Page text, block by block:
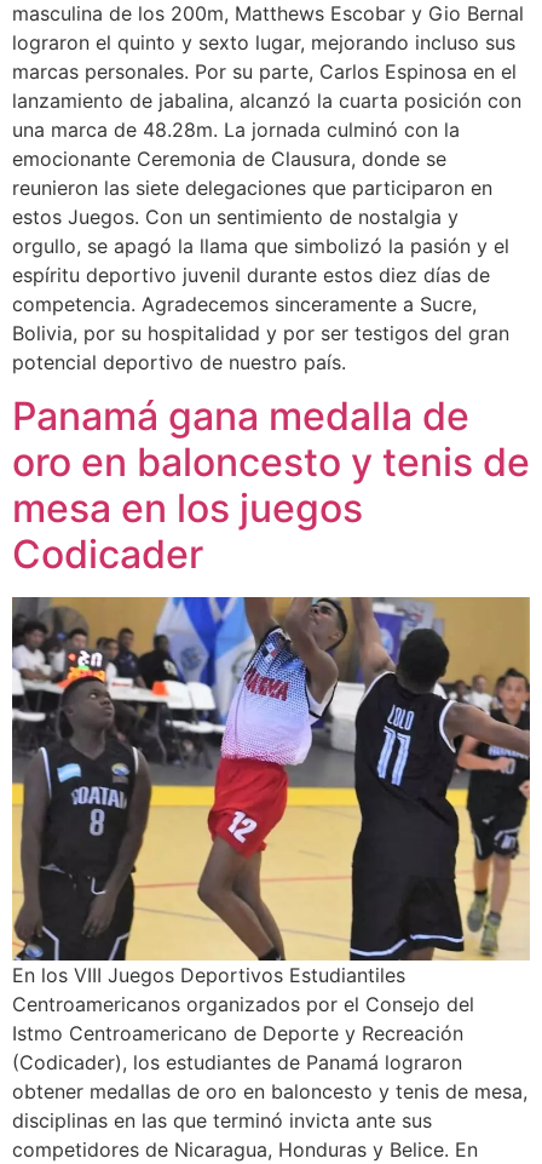
masculina de los 200m, Matthews Escobar y Gio Bernal
lograron el quinto y sexto lugar, mejorando incluso sus
marcas personales. Por su parte, Carlos Espinosa en el
lanzamiento de jabalina, alcanzó la cuarta posición con
una marca de 48.28m. La jornada culminó con la
emocionante Ceremonia de Clausura, donde se
reunieron las siete delegaciones que participaron en
estos Juegos. Con un sentimiento de nostalgia y
orgullo, se apagó la llama que simbolizó la pasión y el
espíritu deportivo juvenil durante estos diez días de
competencia. Agradecemos sinceramente a Sucre,
Bolivia, por su hospitalidad y por ser testigos del gran
potencial deportivo de nuestro país.
Panamá gana medalla de
oro en baloncesto y tenis de
mesa en los juegos
Codicader
En los VIII Juegos Deportivos Estudiantiles
Centroamericanos organizados por el Consejo del
Istmo Centroamericano de Deporte y Recreación
(Codicader), los estudiantes de Panamá lograron
obtener medallas de oro en baloncesto y tenis de mesa,
disciplinas en las que terminó invicta ante sus
competidores de Nicaragua, Honduras y Belice. En